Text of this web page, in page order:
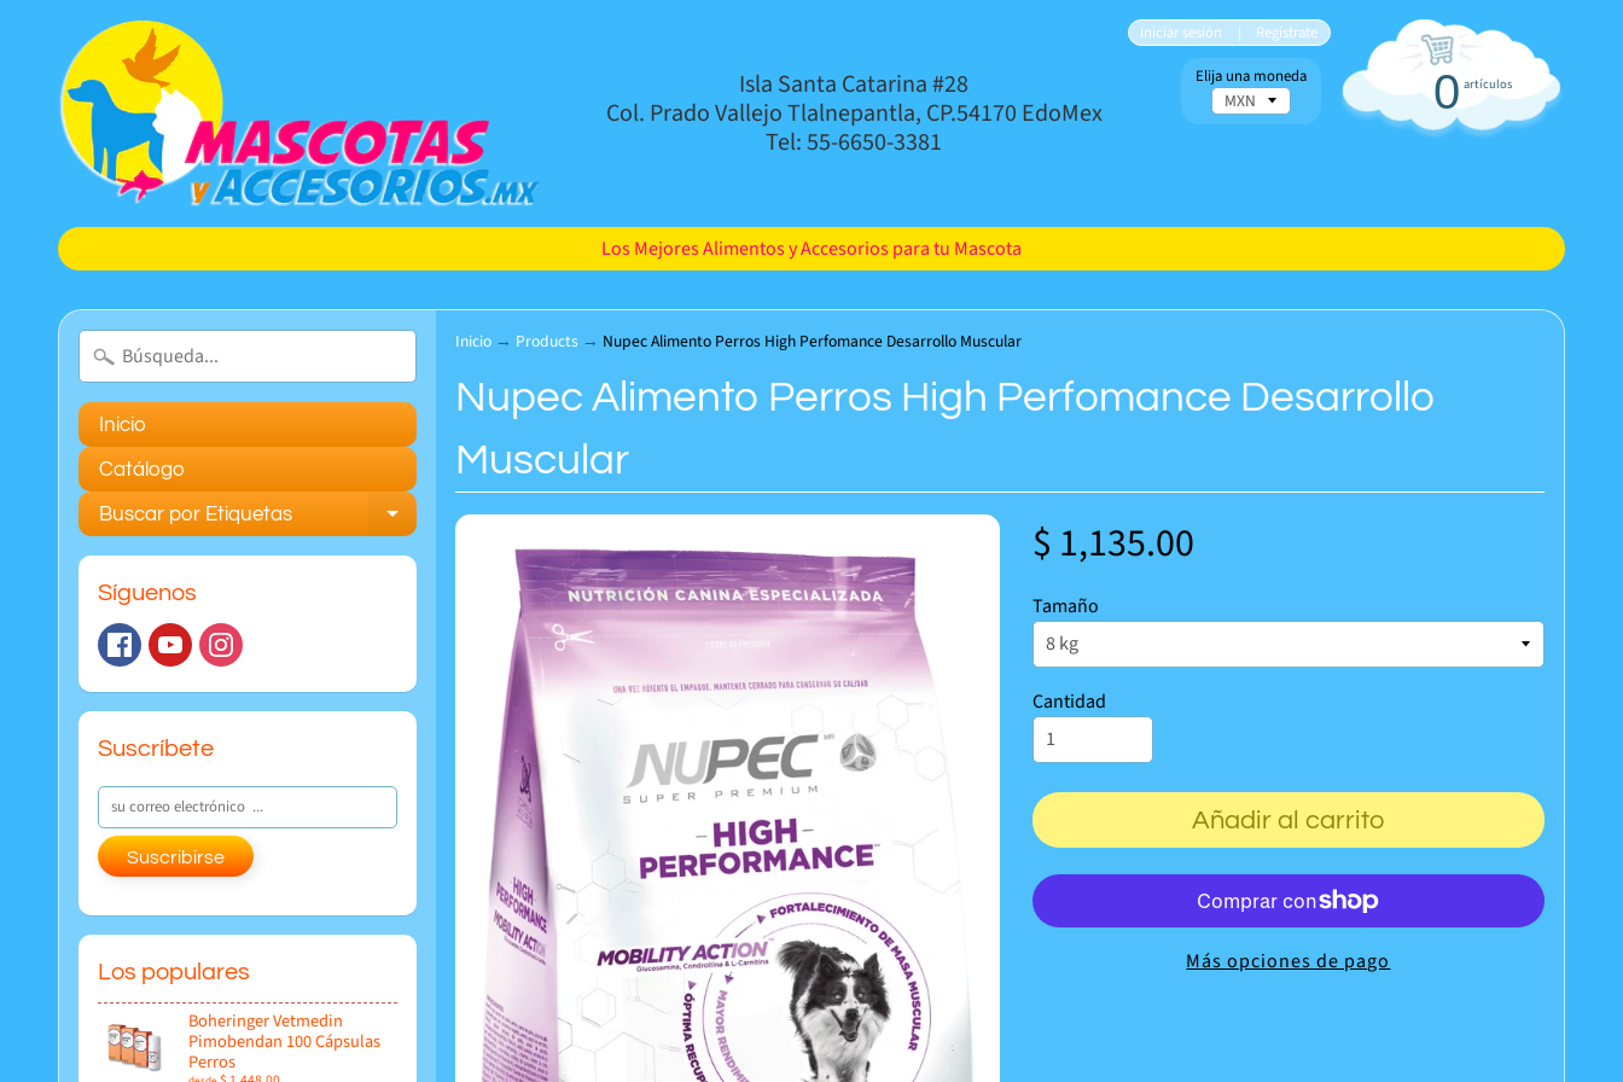
Isla Santa Catarina #28
Col. Prado Vallejo Tlalnepantla, CP.54170 EdoMex
Tel: 55-6650-3381
Iniciar sesión | Regístrate
0 artículos
Los Mejores Alimentos y Accesorios para tu Mascota
Elija una moneda
Inicio
Catálogo
Buscar por Etiquetas Expand child menu
Síguenos
Suscríbete
Suscribirse
Los populares
Boheringer Vetmedin
Pimobendan 100 Cápsulas
Perros
Inicio → Products → Nupec Alimento Perros High Perfomance Desarrollo Muscular
Nupec Alimento Perros High Perfomance Desarrollo
Muscular
$ 1,135.00
Tamaño
Cantidad
Añadir al carrito
Más opciones de pago